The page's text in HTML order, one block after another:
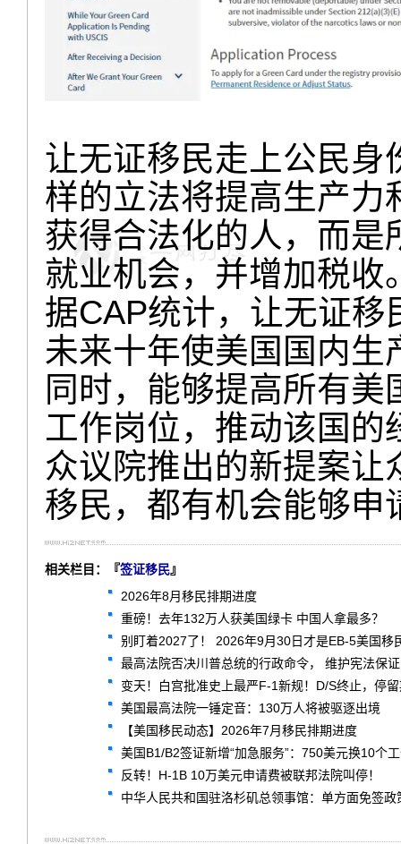
让无证移民走上公民身
样的立法将提高生产
获得合法化的人，而
就业机会，并增加税收
据CAP统计，让无证
未来十年使美国国内
同时，能够提高所有
工作岗位，推动该国的
众议院推出的新提案让
移民，都有机会能够申
相关栏目：『签证移民』
2026年8月移民排期进度
重磅！去年132万人获美国绿卡 中国人拿最多？
别盯着2027了！ 2026年9月30日才是EB-5美国移
最高法院否决川普总统的行政命令， 维护宪法保
变天！白宫批准史上最严F-1新规！D/S终止，停
美国最高法院一锤定音：130万人将被驱逐出境
【美国移民动态】2026年7月移民排期进度
美国B1/B2签证新增“加急服务”：750美元换10个
反转！H-1B 10万美元申请费被联邦法院叫停！
中华人民共和国驻洛杉矶总领事馆：单方面免签